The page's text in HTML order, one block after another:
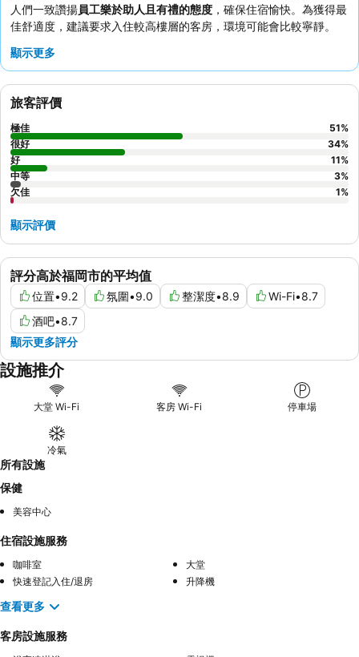
人們一致讚揚員工樂於助人且有禮的態度 ，確保住宿愉快。為獲得最
佳舒適度，建議要求入住較高樓層的客房，環境可能會比較寧靜。
顯示更多
評分高於福岡市的平均值
位置•9.2 氛圍•9.0 整潔度•8.9 Wi-Fi•8.7
酒吧•8.7
顯示更多評分
旅客評價
極佳 51%
很好
34%
好
11%
中等
3%
欠佳
1%
顯示評價
設施推介
大堂 Wi-Fi 客房 Wi-Fi 停車場
冷氣
所有設施
保健
美容中心
住宿設施服務
咖啡室
大堂
快速登記入住/退房
升降機
查看更多
客房設施服務